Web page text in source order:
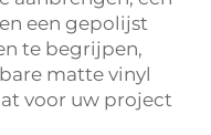
een gepolijst
te begrijpen,
matte vinyl
voor uw project